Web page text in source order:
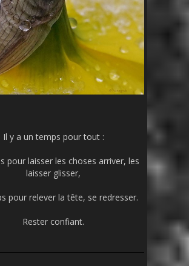
Il y a un temps pour tout :
pour laisser les choses arriver, les
laisser glisser,
pour relever la tête, se redresser.
Rester confiant.